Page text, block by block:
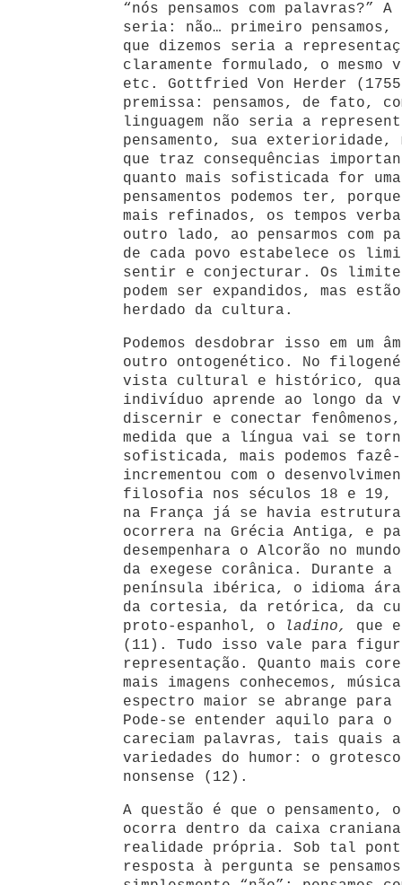
“nós pensamos com palavras?”
seria: não… primeiro pensamos,
que dizemos seria a
claramente formulado, o mesmo
etc. Gottfried Von Herder
premissa: pensamos, de fato,
linguagem não seria a
pensamento, sua exterioridade,
que traz consequências
quanto mais sofisticada for
pensamentos podemos ter,
mais refinados, os tempos
outro lado, ao pensarmos com
de cada povo estabelece os
sentir e conjecturar. Os
podem ser expandidos, mas
herdado da cultura.
Podemos desdobrar isso em um
outro ontogenético. No
vista cultural e histórico,
indivíduo aprende ao longo da
discernir e conectar
medida que a língua vai se
sofisticada, mais podemos
incrementou com o
filosofia nos séculos 18 e 19,
na França já se havia
ocorrera na Grécia Antiga, e
desempenhara o Alcorão no
da exegese corânica. Durante
península ibérica, o idioma
da cortesia, da retórica, da
proto-espanhol, o
ladino, que
(11). Tudo isso vale para
representação. Quanto mais
mais imagens conhecemos,
espectro maior se abrange
Pode-se entender aquilo para o
careciam palavras, tais quais
variedades do humor: o
nonsense (12).
A questão é que o pensamento,
ocorra dentro da caixa
realidade própria. Sob tal
resposta à pergunta se